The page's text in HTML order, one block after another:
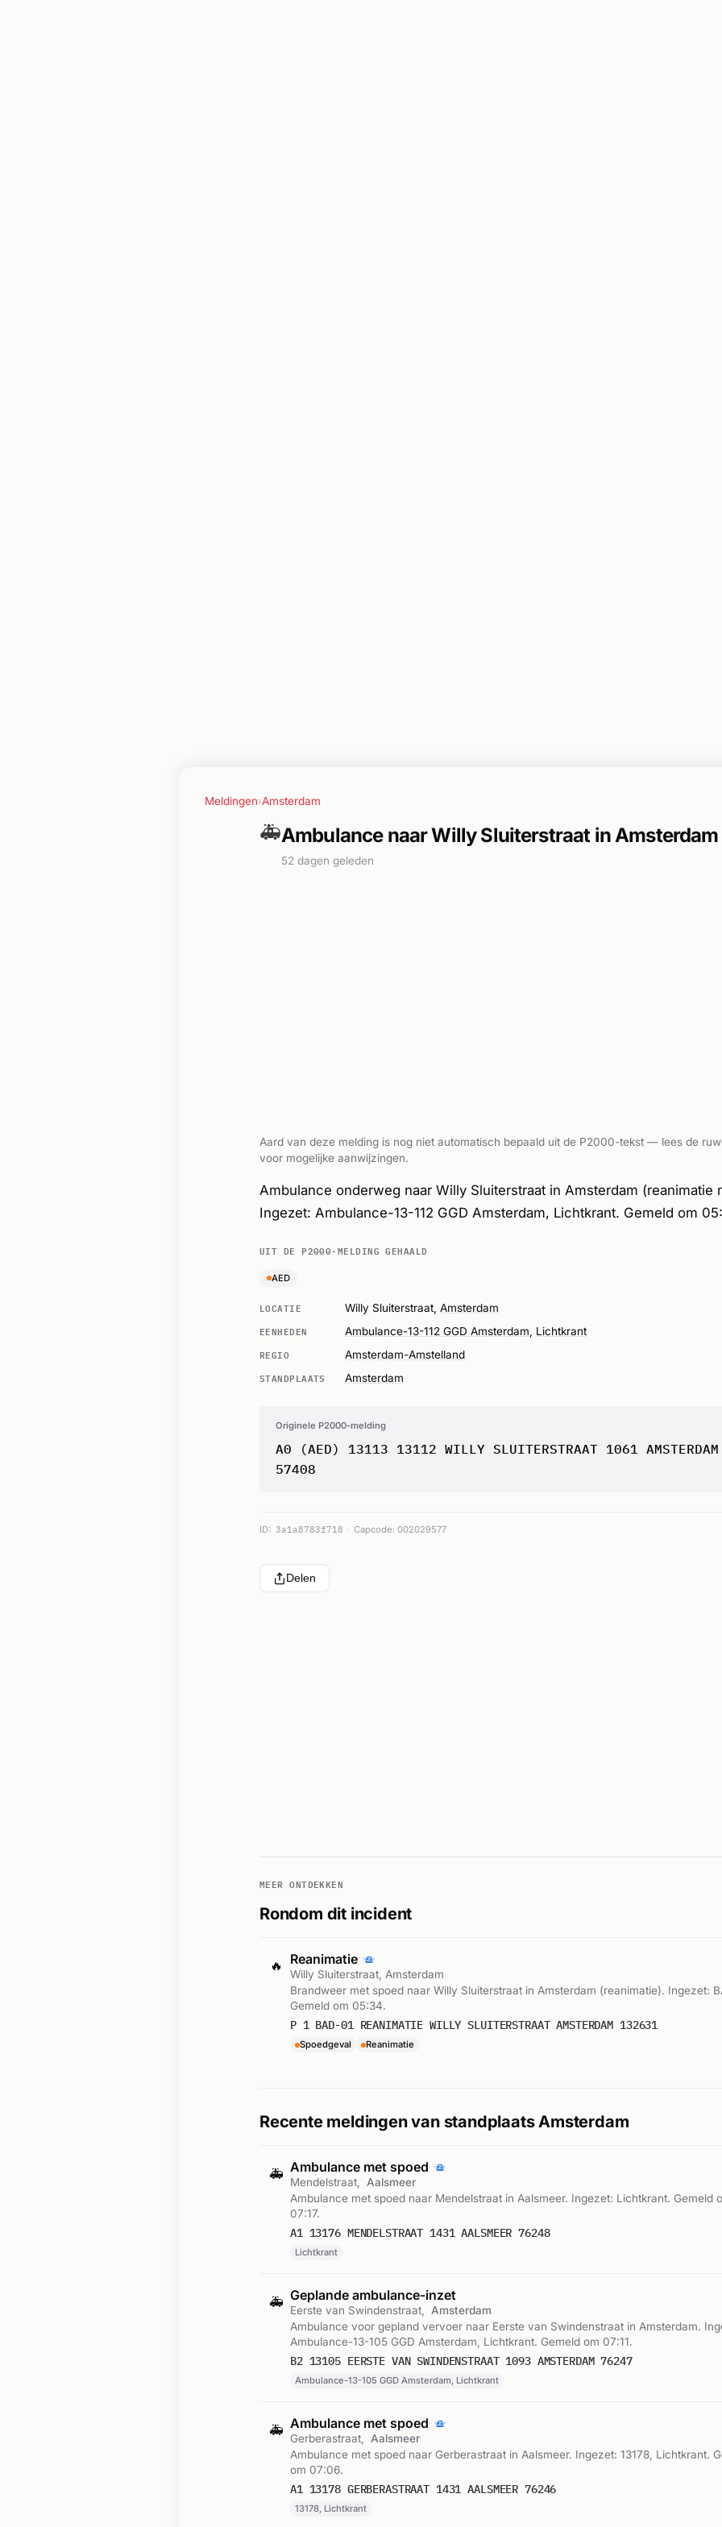
Meldingen›Amsterdam
🚑Ambulance naar Willy Sluiterstraat in Amsterdam
52 dagen geleden
Aard van deze melding is nog niet automatisch bepaald uit de P2000-tekst — lees de
voor mogelijke aanwijzingen.
Ambulance onderweg naar Willy Sluiterstraat in Amsterdam (reanimatie
Ingezet: Ambulance-13-112 GGD Amsterdam, Lichtkrant. Gemeld om
UIT DE P2000-MELDING GEHAALD
AED
LOCATIE Willy Sluiterstraat, Amsterdam
EENHEDEN Ambulance-13-112 GGD Amsterdam Lichtkrant
REGIO Amsterdam-Amstelland
STANDPLAATS Amsterdam
Originele P2000-melding
A0 (AED) 13113 13112 WILLY SLUITERSTRAAT 1061
57408
ID: 3a1a8783f718 Capcode: 002029577
Delen
MEER ONTDEKKEN
Rondom dit incident
🔥 Reanimatie
Willy Sluiterstraat, Amsterdam
Brandweer met spoed naar Willy Sluiterstraat in Amsterdam (reanimatie). Ingezet:
Gemeld om 05:34.
P 1 BAD-01 REANIMATIE WILLY SLUITERSTRAAT AMSTERDAM 132631
Spoedgeval Reanimatie
Recente meldingen van standplaats Amsterdam
🚑 Ambulance met spoed
Mendelstraat, Aalsmeer
Ambulance met spoed naar Mendelstraat in Aalsmeer. Ingezet: Lichtkrant. Gemeld
07:17.
A1 13176 MENDELSTRAAT 1431 AALSMEER 76248
Lichtkrant
🚑 Geplande ambulance-inzet
Eerste van Swindenstraat, Amsterdam
Ambulance voor gepland vervoer naar Eerste van Swindenstraat in Amsterdam.
Ambulance-13-105 GGD Amsterdam, Lichtkrant. Gemeld om 07:11.
B2 13105 EERSTE VAN SWINDENSTRAAT 1093 AMSTERDAM 76247
Ambulance-13-105 GGD Amsterdam, Lichtkrant
🚑 Ambulance met spoed
Gerberastraat, Aalsmeer
Ambulance met spoed naar Gerberastraat in Aalsmeer. Ingezet: 13178, Lichtkrant.
om 07:06.
A1 13178 GERBERASTRAAT 1431 AALSMEER 76246
13178, Lichtkrant